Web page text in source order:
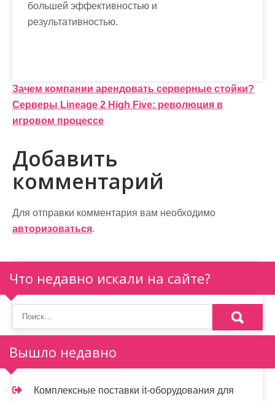
большей эффективностью и
результативностью.
Н
а
и
г
а
ц
я
п
о
з
а
п
Зачем компании арендовать серверные стойки?
Серверы Lineage 2 High Five: революция в
игровом процессе
Добавить
комментарий
Для отправки комментария вам необходимо
авторизоваться.
Что недавно искали на сайте?
Вышло недавно
Комплексные поставки it-оборудования для